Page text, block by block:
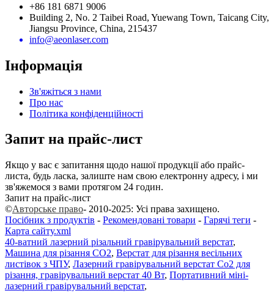
+86 181 6871 9006
Building 2, No. 2 Taibei Road, Yuewang Town, Taicang City,
Jiangsu Province, China, 215437
info@aeonlaser.com
Інформація
Зв'яжіться з нами
Про нас
Політика конфіденційності
Запит на прайс-лист
Якщо у вас є запитання щодо нашої продукції або прайс-
листа, будь ласка, залиште нам свою електронну адресу, і ми
зв'яжемося з вами протягом 24 годин.
Запит на прайс-лист
©Авторське право- 2010-2025: Усі права захищено.
Посібник з продуктів - Рекомендовані товари - Гарячі теги -
Карта сайту.xml
40-ватний лазерний різальний гравірувальний верстат,
Машина для різання CO2, Верстат для різання весільних
листівок з ЧПУ, Лазерний гравірувальний верстат Co2 для
різання, гравірувальний верстат 40 Вт, Портативний міні-
лазерний гравірувальний верстат,